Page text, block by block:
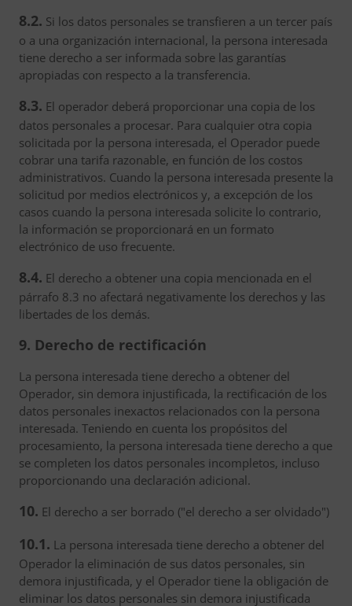
8.2. Si los datos personales se transfieren a un tercer país
o a una organización internacional, la persona interesada
tiene derecho a ser informada sobre las garantías
apropiadas con respecto a la transferencia.
8.3. El operador deberá proporcionar una copia de los
datos personales a procesar. Para cualquier otra copia
solicitada por la persona interesada, el Operador puede
cobrar una tarifa razonable, en función de los costos
administrativos. Cuando la persona interesada presente la
solicitud por medios electrónicos y, a excepción de los
casos cuando la persona interesada solicite lo contrario,
la información se proporcionará en un formato
electrónico de uso frecuente.
8.4. El derecho a obtener una copia mencionada en el
párrafo 8.3 no afectará negativamente los derechos y las
libertades de los demás.
9. Derecho de rectificación
La persona interesada tiene derecho a obtener del
Operador, sin demora injustificada, la rectificación de los
datos personales inexactos relacionados con la persona
interesada. Teniendo en cuenta los propósitos del
procesamiento, la persona interesada tiene derecho a que
se completen los datos personales incompletos, incluso
proporcionando una declaración adicional.
10. El derecho a ser borrado ("el derecho a ser olvidado")
10.1. La persona interesada tiene derecho a obtener del
Operador la eliminación de sus datos personales, sin
demora injustificada, y el Operador tiene la obligación de
eliminar los datos personales sin demora injustificada